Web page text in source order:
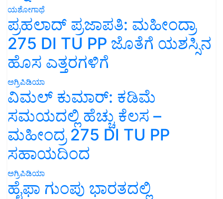
ಯಶೋಗಾಥೆ
ಪ್ರಹಲಾದ್ ಪ್ರಜಾಪತಿ: ಮಹೀಂದ್ರಾ
275 DI TU PP ಜೊತೆಗೆ ಯಶಸ್ಸಿನ
ಹೊಸ ಎತ್ತರಗಳಿಗೆ
ಅಗ್ರಿಪಿಡಿಯಾ
ವಿಮಲ್ ಕುಮಾರ್: ಕಡಿಮೆ
ಸಮಯದಲ್ಲಿ ಹೆಚ್ಚು ಕೆಲಸ –
ಮಹೀಂದ್ರ 275 DI TU PP
ಸಹಾಯದಿಂದ
ಅಗ್ರಿಪಿಡಿಯಾ
ಹೈಫಾ ಗುಂಪು ಭಾರತದಲ್ಲಿ